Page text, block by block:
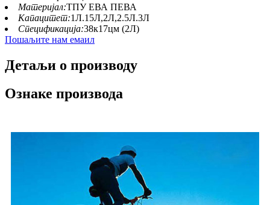
Материјал:ТПУ ЕВА ПЕВА
Капацитет:1Л.15Л,2Л,2.5Л.3Л
Спецификација:38к17цм (2Л)
Пошаљите нам емаил
Детаљи о производу
Ознаке производа